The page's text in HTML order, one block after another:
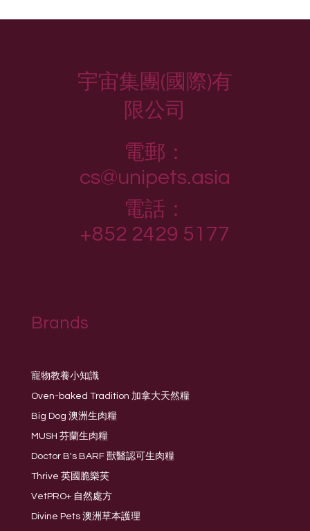
Brands
寵物教養小知識
Oven-baked Tradition 加拿大天然糧
Big Dog 澳洲生肉糧
MUSH 芬蘭生肉糧
Doctor B's BARF 獸醫認可生肉糧
Thrive 英國脆樂芙
VetPRO+ 自然處方
Divine Pets 澳洲草本護理
宇宙集團(國際)有
限公司
電郵：
cs@unipets.asia
電話：
+852 2429 5177